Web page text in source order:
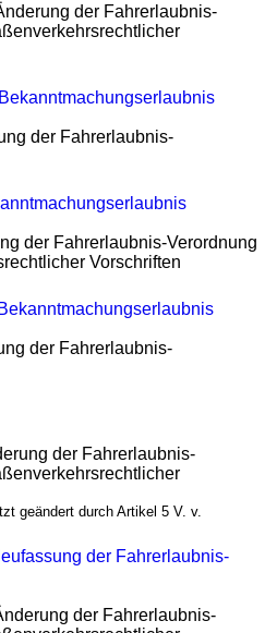
der Fahrerlaubnis-
der Fahrerlaubnis-
der Fahrerlaubnis-Verordnung
Vorschriften
der Fahrerlaubnis-
der Fahrerlaubnis-
geändert durch Artikel 5 V. v.
der Fahrerlaubnis-
der Fahrerlaubnis-